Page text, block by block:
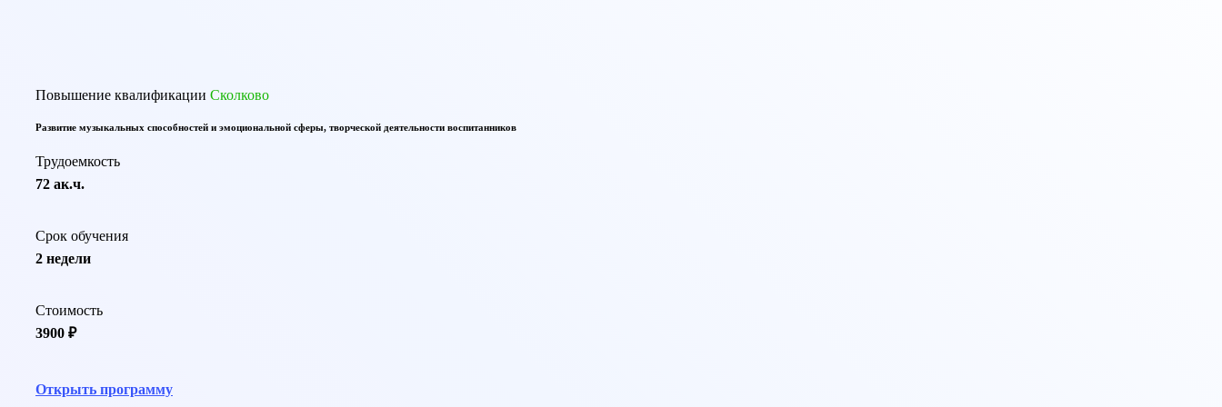
Повышение квалификации Сколково
Развитие музыкальных способностей и эмоциональной сферы, творческой деятельности воспитанников
Трудоемкость
72 ак.ч.
Срок обучения
2 недели
Стоимость
3900 ₽
Открыть программу